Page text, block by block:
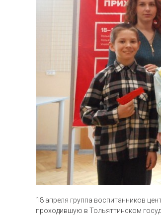
18 апреля группа воспитанников
проходившую в Тольяттинском